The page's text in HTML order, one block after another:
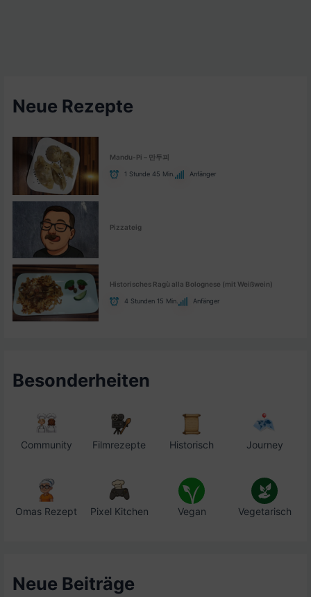
Neue Rezepte
Mandu-Pi – 만두피
1 Stunde 45 Min. Anfänger
Pizzateig
Historisches Ragù alla Bolognese (mit Weißwein)
4 Stunden 15 Min. Anfänger
Besonderheiten
Community Filmrezepte Historisch Journey
Omas Rezept Pixel Kitchen Vegan Vegetarisch
Neue Beiträge